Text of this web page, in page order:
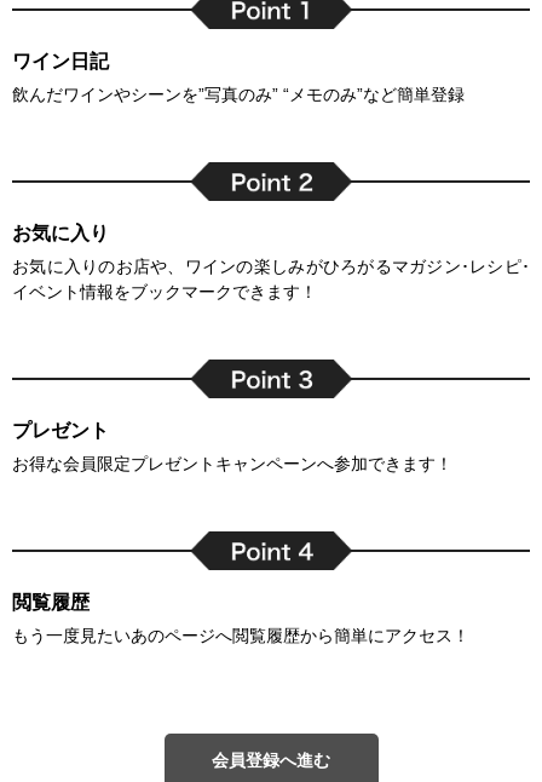
ワイン日記
飲んだワインやシーンを”写真のみ” “メモのみ”など簡単登録
お気に入り
お気に入りのお店や、ワインの楽しみがひろがるマガジン･レシピ･
イベント情報をブックマークできます！
プレゼント
お得な会員限定プレゼントキャンペーンへ参加できます！
閲覧履歴
もう一度見たいあのページへ閲覧履歴から簡単にアクセス！
会員登録へ進む